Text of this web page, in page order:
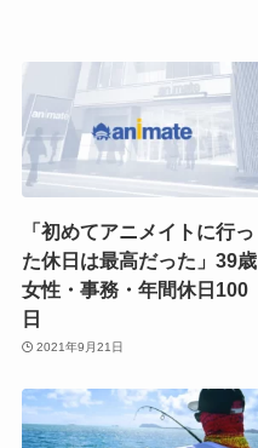
「初めてアニメイトに行っ
た休日は最高だった」39歳
女性・事務・年間休日100
日
2021年9月21日